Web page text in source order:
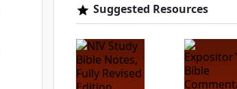
Suggested Resources